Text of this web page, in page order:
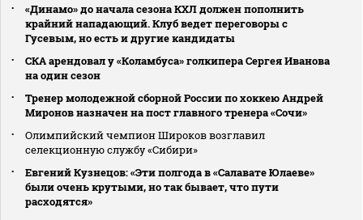
«Динамо» до начала сезона КХЛ должен пополнить
крайний нападающий. Клуб ведет переговоры с
Гусевым, но есть и другие кандидаты
СКА арендовал у «Коламбуса» голкипера Сергея Иванова
на один сезон
Тренер молодежной сборной России по хоккею Андрей
Миронов назначен на пост главного тренера «Сочи»
Олимпийский чемпион Широков возглавил
селекционную службу «Сибири»
Евгений Кузнецов: «Эти полгода в «Салавате Юлаеве»
были очень крутыми, но так бывает, что пути
расходятся»